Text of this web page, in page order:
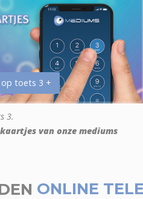
op toets 3 +
3.
van onze mediums
ONLINE